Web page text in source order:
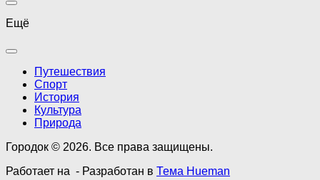
Ещё
Путешествия
Спорт
История
Культура
Природа
Городок © 2026. Все права защищены.
Работает на - Разработан в Тема Hueman